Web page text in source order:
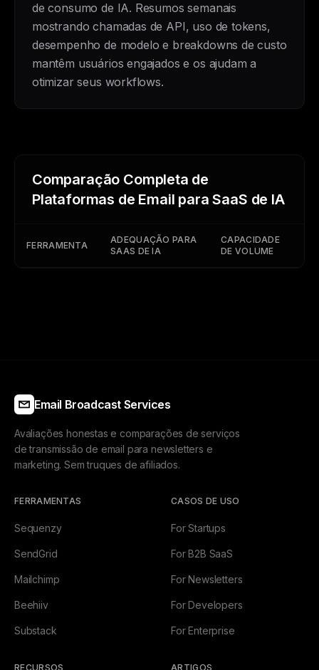
de consumo de IA. Resumos semanais
mostrando chamadas de API, uso de tokens,
desempenho de modelo e breakdowns de custo
mantêm usuários engajados e os ajudam a
otimizar seus workflows.
Comparação Completa de
Plataformas de Email para SaaS de IA
FERRAMENTA
ADEQUAÇÃO PARA
SAAS DE IA
CAPACIDADE
DE VOLUME
Email Broadcast Services
Avaliações honestas e comparações de serviços
de transmissão de email para newsletters e
marketing. Sem truques de afiliados.
FERRAMENTAS
Sequenzy
SendGrid
Mailchimp
Beehiiv
Substack
CASOS DE USO
For Startups
For B2B SaaS
For Newsletters
For Developers
For Enterprise
RECURSOS ARTIGOS